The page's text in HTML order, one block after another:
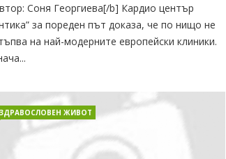
Соня Георгиева[/b] Кардио център
за пореден път доказа, че по нищо не
на най-модерните европейски клиники.
ЗДРАВОСЛОВЕН ЖИВОТ